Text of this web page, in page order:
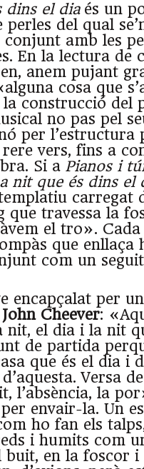
dins el diaés un
del qual
amb les
En la lectura de
anem pujant
cosa que
la construcció del
no pas pel
per l’estructura
rere vers, fins a
Si a Pianos i
nit que és dins el
carregat
que travessa la
el tro».
que enllaça
com un seguit
encapçalat per
John Cheever:
nit, el dia i la nit
de partida
que és el dia i
Versa
l’absència, la
envair-la. Un
ho fan els
i humits com
buit, en la foscor